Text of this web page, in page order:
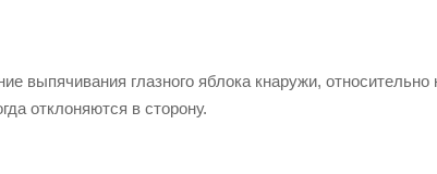
выпячивания глазного яблока кнаружи, относительно
отклоняются в сторону.